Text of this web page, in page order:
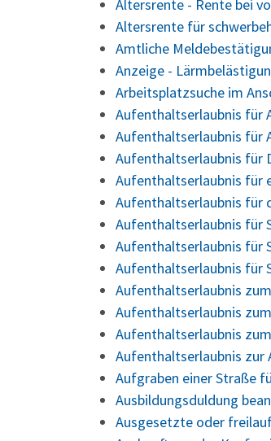
Altersrente - Rente bei
Altersrente für
Amtliche
Anzeige -
Arbeitsplatzsuche im
Aufenthaltserlaubnis für
Aufenthaltserlaubnis für
Aufenthaltserlaubnis für
Aufenthaltserlaubnis für
Aufenthaltserlaubnis für
Aufenthaltserlaubnis für
Aufenthaltserlaubnis für
Aufenthaltserlaubnis für
Aufenthaltserlaubnis
Aufenthaltserlaubnis
Aufenthaltserlaubnis
Aufenthaltserlaubnis zur
Aufgraben einer Straße
Ausbildungsduldung
Ausgesetzte oder